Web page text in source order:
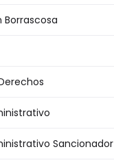
Sancionador